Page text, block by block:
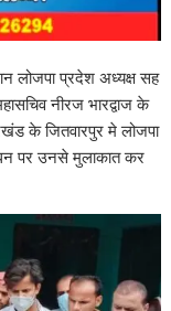
लोजपा प्रदेश अध्यक्ष सह
नीरज भारद्वाज के
के जितवारपुर मे लोजपा
पर उनसे मुलाकात कर